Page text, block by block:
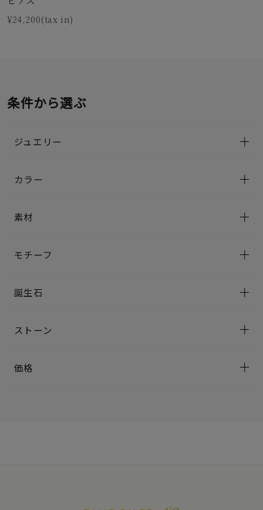
¥24,200(tax in)
条件から選ぶ
ジュエリー
カラー
素材
モチーフ
誕生石
ストーン
価格